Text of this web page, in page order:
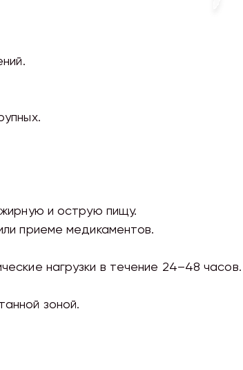
и острую пищу.
приеме медикаментов.
нагрузки в течение 24–48 часов.
зоной.